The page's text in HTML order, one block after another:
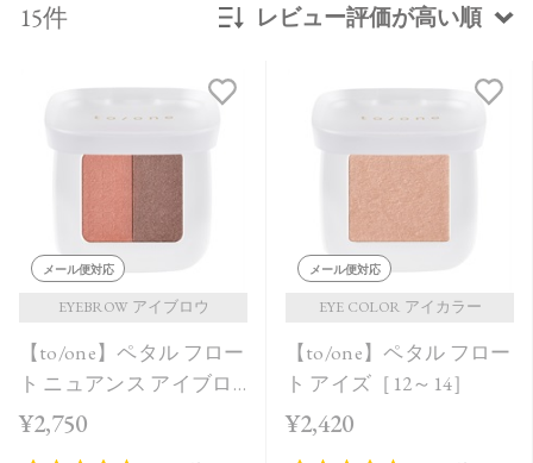
15件 レビュー評価が高い順
レビューが多い順
レビュー評価が高い順
人気順
メール便対応
EYEBROW アイブロウ
【to/one】ペタル フロー
ト ニュアンス アイブロ
ウ［01,02］
¥2,750
メール便対応
EYE COLOR アイカラー
【to/one】ペタル フロー
ト アイズ［12～14］
¥2,420